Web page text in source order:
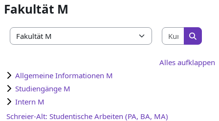
Fakultät M
Kursbereiche
Kurse
Kurse
Alles aufklappen
Allgemeine Informationen M
Studiengänge M
Intern M
Schreier-Alt: Studentische Arbeiten (PA, BA, MA)